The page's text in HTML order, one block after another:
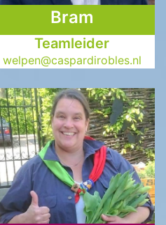
Bram
Teamleider
welpen@caspardirobles.nl